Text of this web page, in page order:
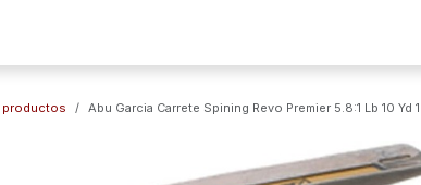
Abu Garcia Carrete Spining Revo Premier 5.8:1 Lb 10 Yd